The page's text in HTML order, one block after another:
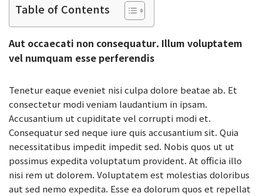
Table of Contents
Aut occaecati non consequatur. Illum voluptatem
vel numquam esse perferendis
Tenetur eaque eveniet nisi culpa dolore beatae ab. Et
consectetur modi veniam laudantium in ipsam.
Accusantium ut cupiditate vel corrupti modi et.
Consequatur sed neque iure quis accusantium sit. Quia
necessitatibus impedit impedit sed. Nobis quos ut ut
possimus expedita voluptatum provident. At officia illo
nisi rem ut dolorem. Voluptatem est molestias doloribus
aut sed nemo expedita. Esse ea dolorum quos et repellat